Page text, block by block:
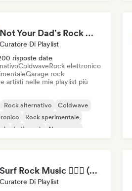
Not Your Dad’s Rock 🤘 Garage Rock, Alt-Rock & Indie Anthems
Curatore Di Playlist
risposte date
ColdwaveRock elettronico
Garage rock
artisti nelle mie playlist più
Rock alternativo
Coldwave
Rock sperimentale
Indie rock New wave
Surf Rock Music 🏄🏻‍♂️ (by Palmfy)
Curatore Di Playlist